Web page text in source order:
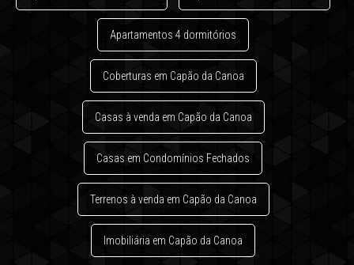
Apartamentos 4 dormitórios
Coberturas em Capão da Canoa
Casas à venda em Capão da Canoa
Casas em Condomínios Fechados
Terrenos à venda em Capão da Canoa
Imobiliária em Capão da Canoa